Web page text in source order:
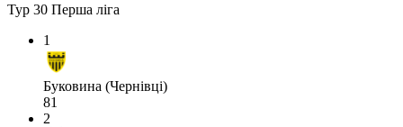
Тур 30 Перша ліга
1
Буковина (Чернівці)
81
2